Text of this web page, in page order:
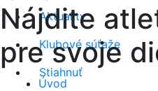
Aktuality
Klubové súťaže
Stiahnuť
Nájdite
pre svoje
Úvod